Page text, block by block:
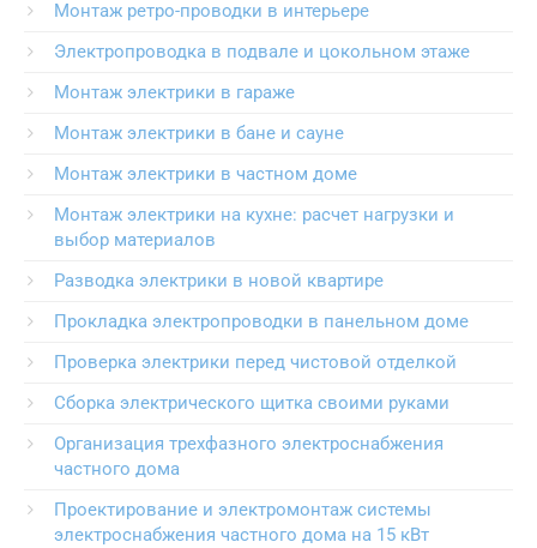
Монтаж ретро-проводки в интерьере
Электропроводка в подвале и цокольном этаже
Монтаж электрики в гараже
Монтаж электрики в бане и сауне
Монтаж электрики в частном доме
Монтаж электрики на кухне: расчет нагрузки и
выбор материалов
Разводка электрики в новой квартире
Прокладка электропроводки в панельном доме
Проверка электрики перед чистовой отделкой
Сборка электрического щитка своими руками
Организация трехфазного электроснабжения
частного дома
Проектирование и электромонтаж системы
электроснабжения частного дома на 15 кВт